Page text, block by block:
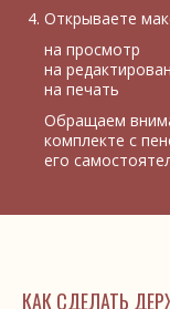
Открываете
на просмотр
на
на печать
Обращаем
комплекте с
его
КАК СДЕЛАТЬ